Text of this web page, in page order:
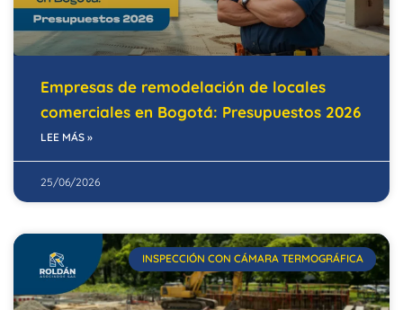
Empresas de remodelación de locales
comerciales en Bogotá: Presupuestos 2026
LEE MÁS »
25/06/2026
INSPECCIÓN CON CÁMARA TERMOGRÁFICA